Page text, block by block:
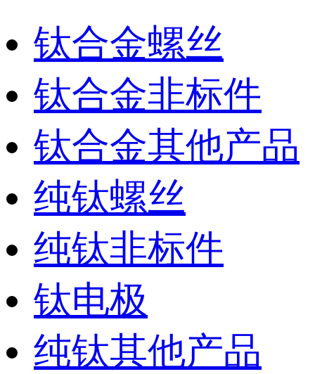
钛合金螺丝
钛合金非标件
钛合金其他产品
纯钛螺丝
纯钛非标件
钛电极
纯钛其他产品